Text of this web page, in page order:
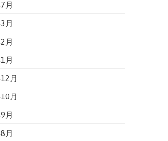
月
月
月
月
月
月
月
月